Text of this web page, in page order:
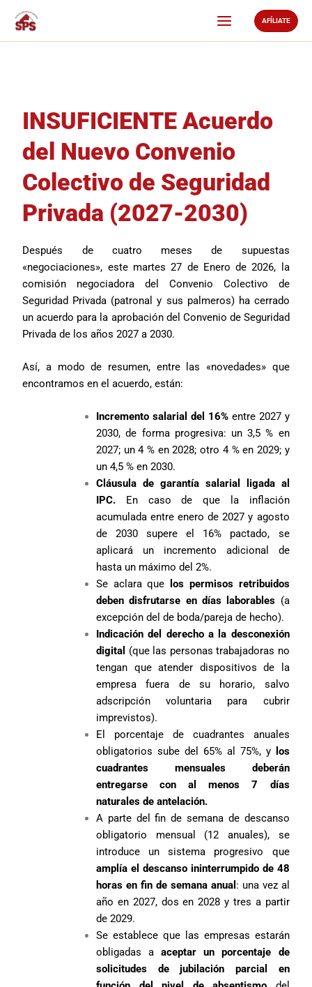
contenido
AFÍLIATE
INSUFICIENTE Acuerdo
del Nuevo Convenio
Colectivo de Seguridad
Privada (2027-2030)
Después de cuatro meses de supuestas
«negociaciones», este martes 27 de Enero de 2026, la
comisión negociadora del Convenio Colectivo de
Seguridad Privada (patronal y sus palmeros) ha cerrado
un acuerdo para la aprobación del Convenio de Seguridad
Privada de los años 2027 a 2030.
Así, a modo de resumen, entre las «novedades» que
encontramos en el acuerdo, están:
Incremento salarial del 16%entre 2027 y
2030, de forma progresiva: un 3,5 % en
2027; un 4 % en 2028; otro 4 % en 2029; y
un 4,5 % en 2030.
Cláusula de garantía salarial ligada al
IPC. En caso de que la inflación
acumulada entre enero de 2027 y agosto
de 2030 supere el 16% pactado, se
aplicará un incremento adicional de
hasta un máximo del 2%.
Se aclara que
los permisos retribuidos
deben disfrutarse en días laborables (a
excepción del de boda/pareja de hecho).
Indicación del derecho a la desconexión
digital (que las personas trabajadoras no
tengan que atender dispositivos de la
empresa fuera de su horario, salvo
adscripción voluntaria para cubrir
imprevistos).
El porcentaje de cuadrantes anuales
obligatorios sube del 65% al 75%, y
los
cuadrantes mensuales deberán
entregarse con al menos 7 días
naturales de antelación.
A parte del fin de semana de descanso
obligatorio mensual (12 anuales), se
introduce un sistema progresivo que
amplía el descanso ininterrumpido de 48
horas en fin de semana anual : una vez al
año en 2027, dos en 2028 y tres a partir
de 2029.
Se establece que las empresas estarán
obligadas a aceptar un porcentaje de
solicitudes de jubilación parcial en